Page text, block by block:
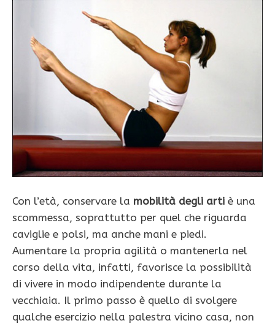
Con l’età, conservare la mobilità degli arti è una
scommessa, soprattutto per quel che riguarda
caviglie e polsi, ma anche mani e piedi.
Aumentare la propria agilità o mantenerla nel
corso della vita, infatti, favorisce la possibilità
di vivere in modo indipendente durante la
vecchiaia. Il primo passo è quello di svolgere
qualche esercizio nella palestra vicino casa, non